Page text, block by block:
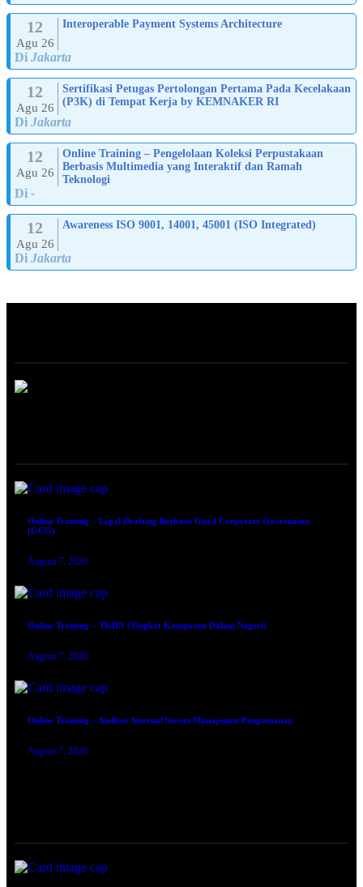
12
Agu 26
Interoperable Payment Systems Architecture
Di Jakarta
12
Agu 26
Sertifikasi Petugas Pertolongan Pertama Pada Kecelakaan
(P3K) di Tempat Kerja by KEMNAKER RI
Di Jakarta
12
Agu 26
Online Training – Pengelolaan Koleksi Perpustakaan
Berbasis Multimedia yang Interaktif dan Ramah
Teknologi
Di -
12
Agu 26
Awareness ISO 9001, 14001, 45001 (ISO Integrated)
Di Jakarta
Online Training – Legal Drafting Berbasis Good Corporate Governance
(GCG)
August 7, 2026
Online Training – TKDN (Tingkat Komponen Dalam Negeri)
August 7, 2026
Online Training – Auditor Internal Sistem Manajemen Pengamanan
August 7, 2026